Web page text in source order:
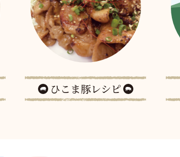
ひこま豚レシピ